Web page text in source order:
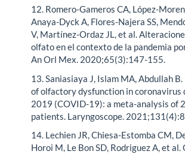
12. Romero-Gameros CA, López-
Anaya-Dyck A, Flores-Najera SS,
V, Martínez-Ordaz JL, et al.
olfato en el contexto de la pandemia
An Orl Mex. 2020;65(3):147-155.
13. Saniasiaya J, Islam MA, Abdullah
of olfactory dysfunction in coronavirus
2019 (COVID-19): a meta-analysis of
patients. Laryngoscope.
14. Lechien JR, Chiesa-Estomba CM,
Horoi M, Le Bon SD, Rodriguez A, et